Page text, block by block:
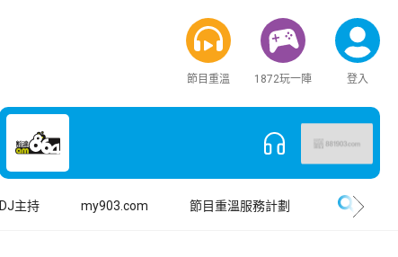
節目重溫 1872玩一陣 登入
DJ主持 my903.com 節目重溫服務計劃